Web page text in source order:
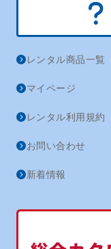
レンタル商品一覧
マイページ
レンタル利用規約
お問い合わせ
新着情報